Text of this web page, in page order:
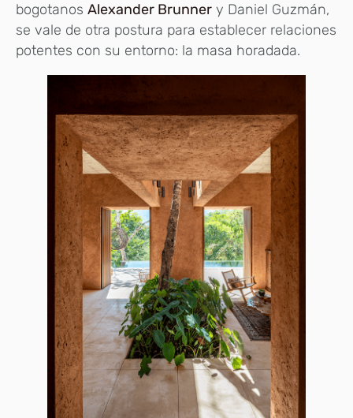
bogotanos Alexander Brunner y Daniel Guzmán,
se vale de otra postura para establecer relaciones
potentes con su entorno: la masa horadada.